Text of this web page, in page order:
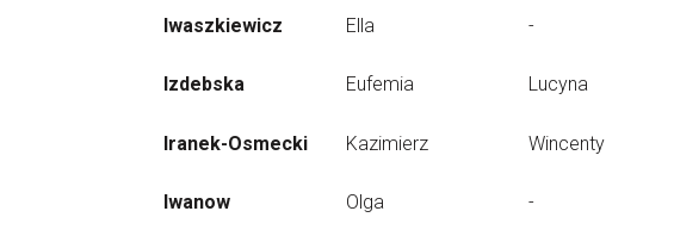
Iwaszkiewicz Ella -
Izdebska Eufemia Lucyna
Iranek-Osmecki Kazimierz Wincenty
Iwanow Olga -